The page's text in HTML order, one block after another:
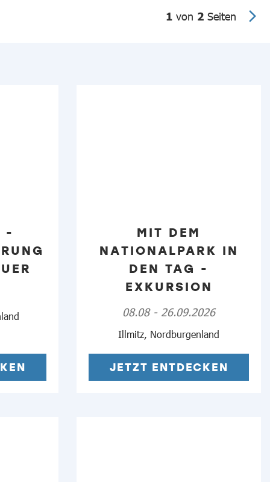
1 von 2 Seiten
-
MIT DEM
NATIONALPARK IN
DEN TAG -
EXKURSION
08.08 - 26.09.2026
Illmitz, Nordburgenland
JETZT ENTDECKEN